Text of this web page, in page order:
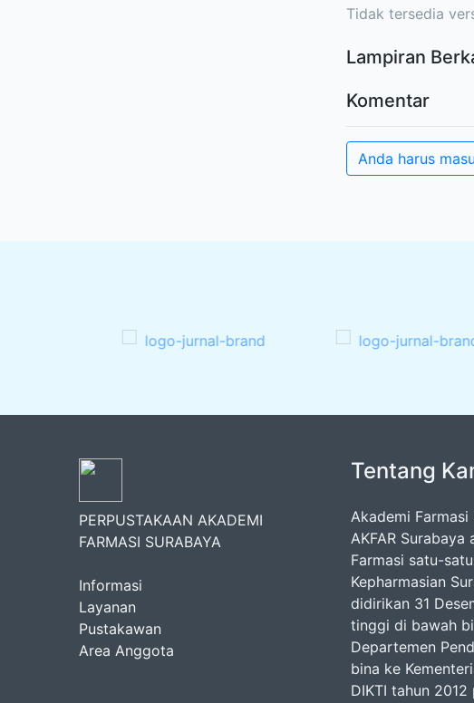
Tidak tersedia
Lampiran
Komentar
Anda harus
PERPUSTAKAAN AKADEMI
FARMASI SURABAYA
Informasi
Layanan
Pustakawan
Area Anggota
Tentang
Akademi
AKFAR
Farmasi satu-
Kepharmasian
didirikan 31
tinggi di bawah
Departemen
bina ke
DIKTI tahun